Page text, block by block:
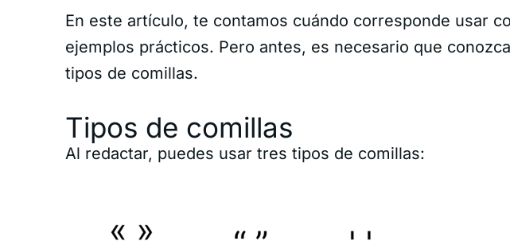
En este artículo, te contamos cuándo corresponde usar
ejemplos prácticos. Pero antes, es necesario que
tipos de comillas.
Tipos de comillas
Al redactar, puedes usar tres tipos de comillas: